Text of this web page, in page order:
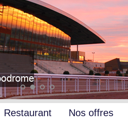
Restaurant Nos offres